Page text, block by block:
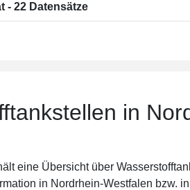
- 22 Datensätze
in
eine Übersicht über
in Nordrhein-Westfalen bzw.